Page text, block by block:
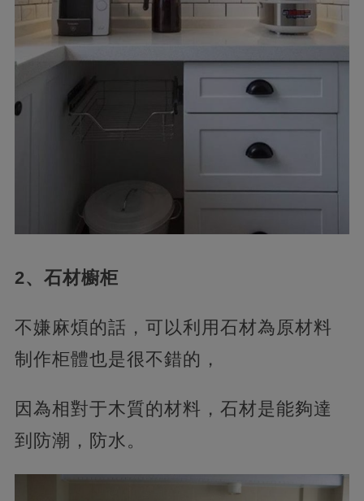
2、石材櫥柜
不嫌麻煩的話，可以利用石材為原材料
制作柜體也是很不錯的，
因為相對于木質的材料，石材是能夠達
到防潮，防水。